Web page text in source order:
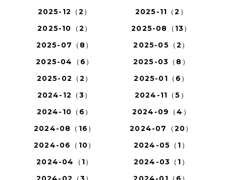
2025-12（2）
2025-11（2）
2025-10（2）
2025-08（13）
2025-07（8）
2025-05（2）
2025-04（6）
2025-03（8）
2025-02（2）
2025-01（6）
2024-12（3）
2024-11（5）
2024-10（6）
2024-09（4）
2024-08（16）
2024-07（20）
2024-06（10）
2024-05（1）
2024-04（1）
2024-03（1）